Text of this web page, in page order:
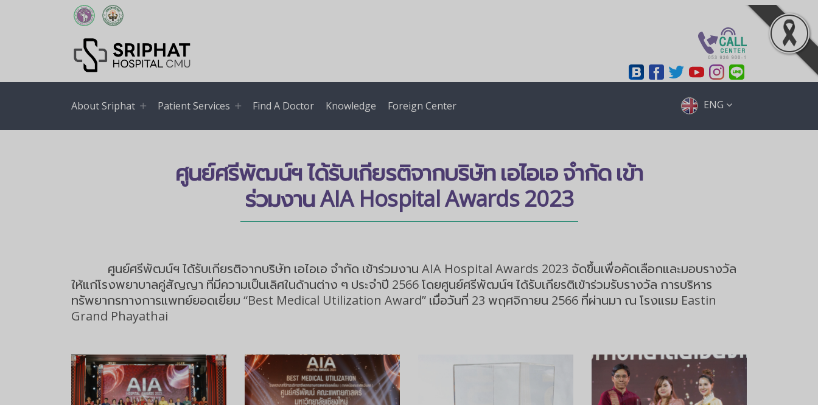
About Sriphat Patient Services Find A Doctor Knowledge Foreign Center ENG
ศูนย์ศรีพัฒน์ฯ ได้รับเกียรติจากบริษัท เอไอเอ จำกัด เข้า
ร่วมงาน AIA Hospital Awards 2023
ศูนย์ศรีพัฒน์ฯ ได้รับเกียรติจากบริษัท เอไอเอ จำกัด เข้าร่วมงาน AIA Hospital Awards 2023 จัดขึ้นเพื่อคัดเลือกและมอบรางวัล
ให้แก่โรงพยาบาลคู่สัญญา ที่มีความเป็นเลิศในด้านต่าง ๆ ประจำปี 2566 โดยศูนย์ศรีพัฒน์ฯ ได้รับเกียรติเข้าร่วมรับรางวัล การบริหาร
ทรัพยากรทางการแพทย์ยอดเยี่ยม “Best Medical Utilization Award” เมื่อวันที่ 23 พฤศจิกายน 2566 ที่ผ่านมา ณ โรงแรม Eastin
Grand Phayathai